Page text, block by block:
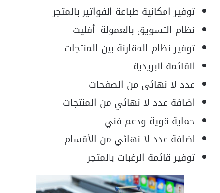
توفير امكانية طباعة الفواتير بالمتجر
نظام التسويق بالعمولة–أفليت
توفير نظام المقارنة بين المنتجات
القائمة البريدية
عدد لا نهائى من الصفحات
اضافة عدد لا نهائي من المنتجات
حماية قوية ودعم فني
اضافة عدد لا نهائي من الأقسام
توفير قائمة الرغبات بالمتجر